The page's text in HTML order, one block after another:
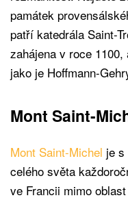
památek
patří katedrála Saint-
zahájena v roce
jako je Hoffmann-
Mont Saint-
Mont Saint-Michel je
celého světa
ve Francii mimo